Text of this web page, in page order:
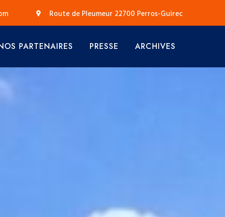
Route de Pleumeur 22700 Perros-Guirec
PARTENAIRES PRESSE ARCHIVES